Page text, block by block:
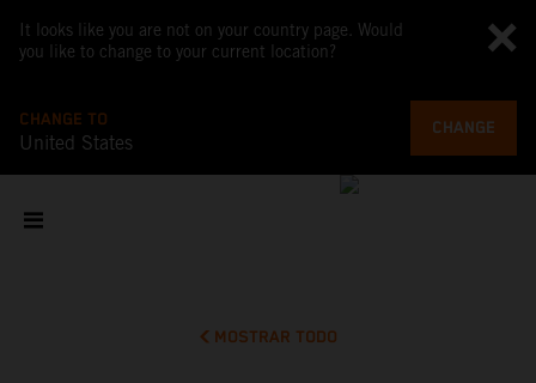
It looks like you are not on your country page. Would
you like to change to your current location?
CHANGE TO
United States
CHANGE
MOSTRAR TODO